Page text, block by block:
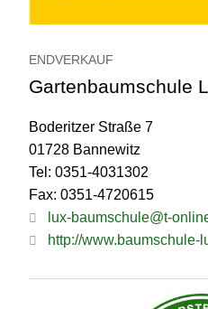
ENDVERKAUF
Gartenbaumschule
Boderitzer Straße 7
01728 Bannewitz
Tel: 0351-4031302
Fax: 0351-4720615
lux-baumschule@t-
http://www.baumschule-